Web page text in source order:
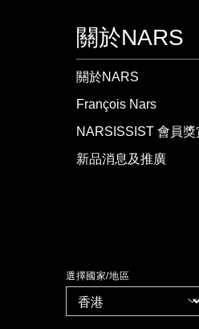
關於NARS
關於NARS
François Nars
NARSISSIST 會員獎
新品消息及推廣
選擇國家/地區